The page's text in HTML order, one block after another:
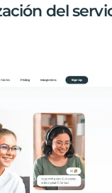
del